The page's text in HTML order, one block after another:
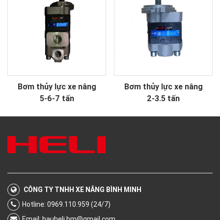
Bơm thủy lực xe nâng
5-6-7 tấn
Bơm thủy lực xe nâng
2-3.5 tấn
CÔNG TY TNHH XE NÂNG BÌNH MINH
Hotline: 0969.110.959 (24/7)